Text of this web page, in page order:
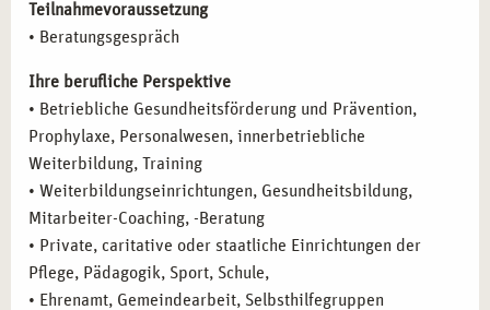
Teilnahmevoraussetzung
• Beratungsgespräch
Ihre berufliche Perspektive
• Betriebliche Gesundheitsförderung und Prävention,
Prophylaxe, Personalwesen, innerbetriebliche
Weiterbildung, Training
• Weiterbildungseinrichtungen, Gesundheitsbildung,
Mitarbeiter-Coaching, -Beratung
• Private, caritative oder staatliche Einrichtungen der
Pflege, Pädagogik, Sport, Schule,
• Ehrenamt, Gemeindearbeit, Selbsthilfegruppen